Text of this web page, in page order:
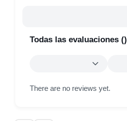
Todas las evaluaciones ()
There are no reviews yet.